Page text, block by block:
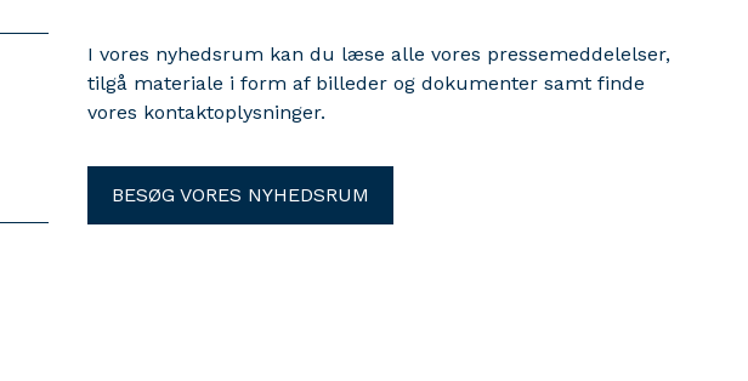
og kreativ hygge for familier i
aktivitetsvognen Trille mandag,
I vores nyhedsrum kan du læse alle vores pressemeddelelser,
tilgå materiale i form af billeder og dokumenter samt finde
vores kontaktoplysninger.
BESØG VORES NYHEDSRUM